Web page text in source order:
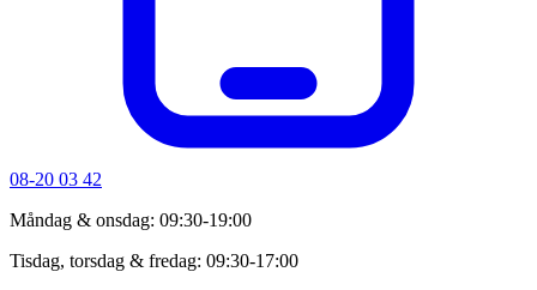
08-20 03 42
Måndag & onsdag: 09:30-19:00
Tisdag, torsdag & fredag: 09:30-17:00